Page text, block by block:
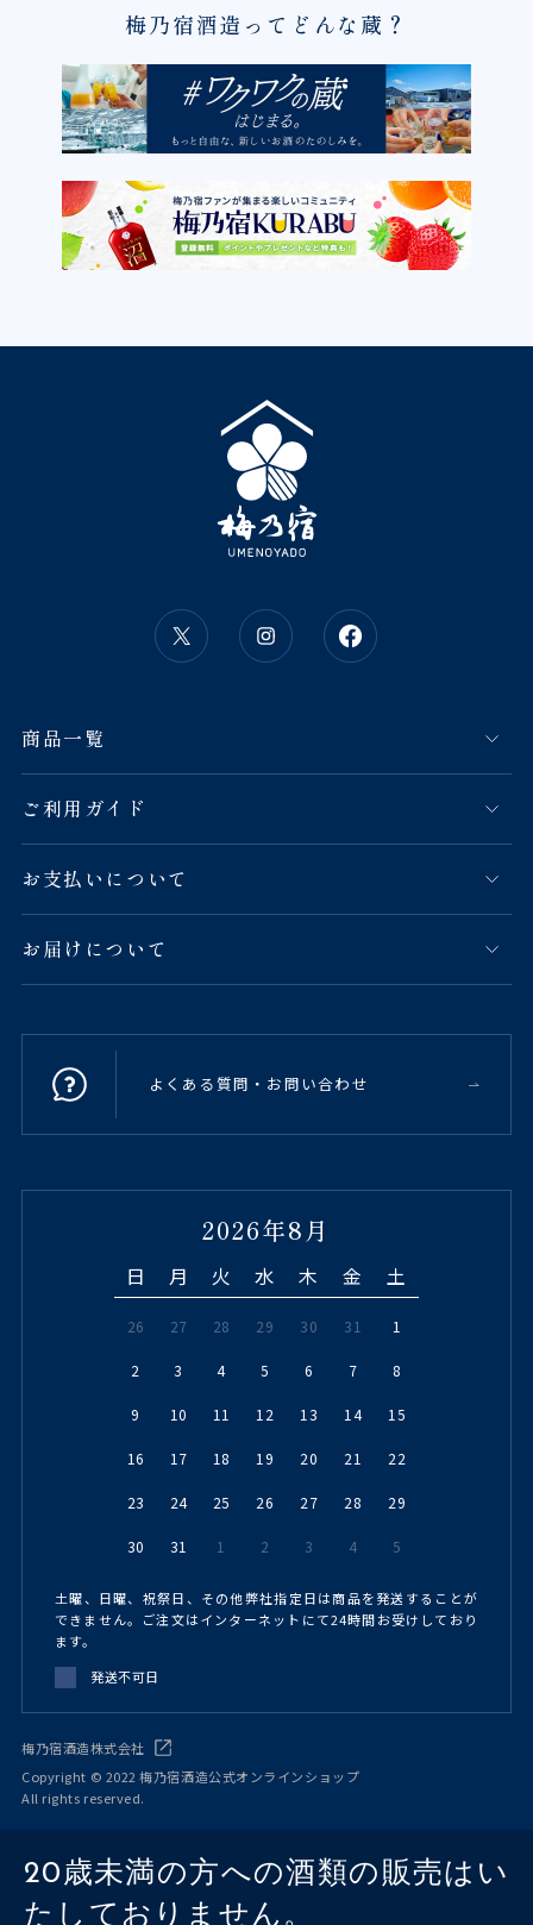
梅乃宿酒造ってどんな蔵？
商品一覧
ご利用ガイド
お支払いについて
お届けについて
よくある質問・お問い合わせ
2026年8月
日 月 火 水 木 金 土
26 27 28 29 30 31 1
2 3 4 5 6 7 8
9 10 11 12 13 14 15
16 17 18 19 20 21 22
23 24 25 26 27 28 29
30 31 1 2 3 4 5
土曜、日曜、祝祭日、その他弊社指定日は商品を発送することが
できません。ご注文はインターネットにて24時間お受けしており
ます。
発送不可日
梅乃宿酒造株式会社
Copyright © 2022 梅乃宿酒造公式オンラインショップ
All rights reserved.
20歳未満の方への酒類の販売はい
たしておりません。